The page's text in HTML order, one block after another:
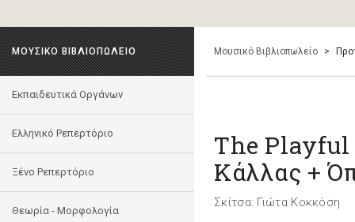
ΜΟΥΣΙΚΟ ΒΙΒΛΙΟΠΩΛΕΙΟ
Εκπαιδευτικά Οργάνων
Ελληνικό Ρεπερτόριο
Ξένο Ρεπερτόριο
Θεωρία - Μορφολογία
Μουσικό Βιβλιοπωλείο >
The Playful
Κάλλας +
Σκίτσα: Γιώτα Κοκκόση